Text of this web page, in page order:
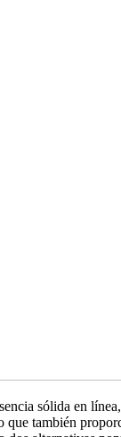
sólida en
que también